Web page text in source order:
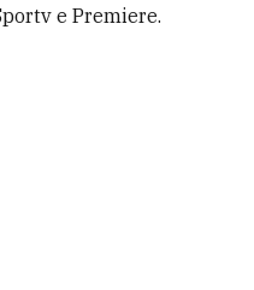
e Premiere.